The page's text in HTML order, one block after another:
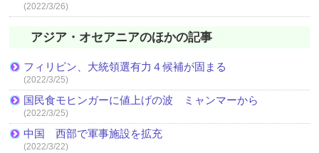
(2022/3/26)
アジア・オセアニアのほかの記事
フィリピン、大統領選有力４候補が固まる
(2022/3/25)
国民食モヒンガーに値上げの波 ミャンマーから
(2022/3/25)
中国 西部で軍事施設を拡充
(2022/3/22)